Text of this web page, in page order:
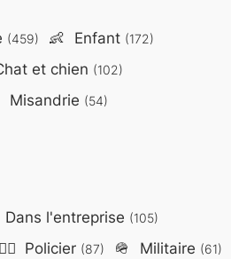
(459) 👶 Enfant (172)
et chien (102)
Misandrie (54)
Dans l'entreprise (105)
👮‍♂️ Policier (87) 🪖 Militaire (61)